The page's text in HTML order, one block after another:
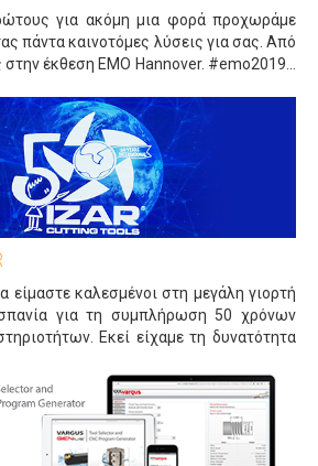
για ακόμη μια φορά προχωράμε
πάντα καινοτόμες λύσεις για σας. Από
στην έκθεση ΕΜΟ Ηannover. #emo2019…
είμαστε καλεσμένοι στη μεγάλη γιορτή
για τη συμπλήρωση 50 χρόνων
Εκεί είχαμε τη δυνατότητα